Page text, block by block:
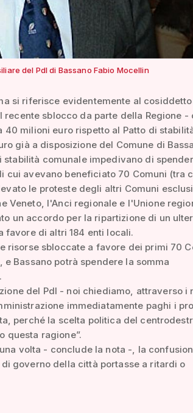
del Pdl di Bassano Fabio Mocellin
si riferisce evidentemente al cosiddetto
sblocco da parte della Regione -
40 milioni euro rispetto al Patto di
già a disposizione del Comune di
comunale impedivano di
cui avevano beneficiato 70 Comuni (tra
le proteste degli altri Comuni
Veneto, l'Anci regionale e l'Unione
un accordo per la ripartizione di un
favore di altri 184 enti locali.
risorse sbloccate a favore dei primi 70
Bassano potrà spendere la somma
del Pdl - noi chiediamo, attraverso i
immediatamente paghi i
perché la scelta politica del
questa ragione”.
volta - conclude la nota -, la
governo della città portasse a ritardi o